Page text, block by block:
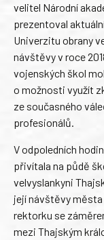
velitel Národní
prezentoval
Univerzitu obrany
návštěvy v roce
vojenských škol
o možnosti využít
ze současného
profesionálů.
V odpoledních
přivítala na půdě
velvyslankyni
její návštěvy města
rektorku se
mezi Thajským